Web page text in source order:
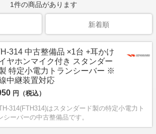
1件の商品があります
新着順
314 中古整備品 ×1台 +耳かけ
ヤホンマイク付き スタンダー
特定小電力トランシーバー ※
中継装置対応
円（税込）
314(FTH314)はスタンダード製の特定小電力ト
シーバーの中古整備品です。